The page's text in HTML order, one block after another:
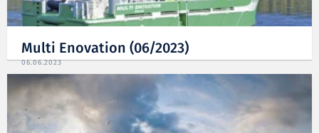
Multi Enovation (06/2023)
06.06.2023